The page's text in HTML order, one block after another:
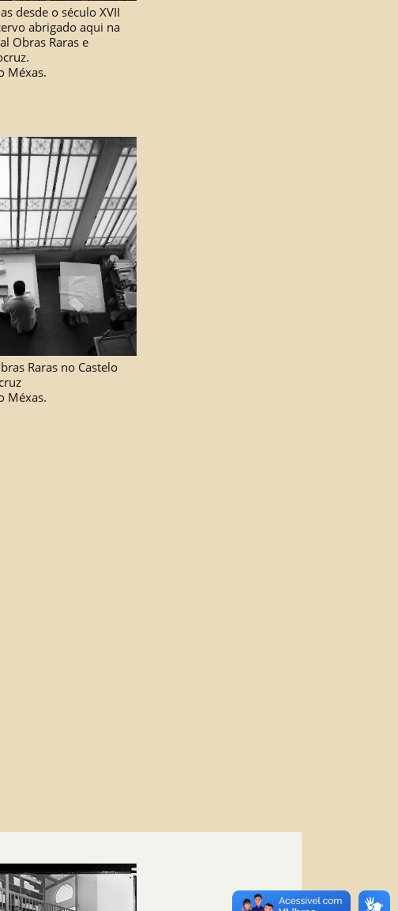
desde o século XVII
abrigado aqui na
Obras Raras e
Méxas.
Raras no Castelo
Méxas.